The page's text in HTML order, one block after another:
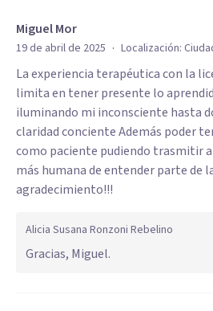
Miguel Mor
19 de abril de 2025 · Localización:
La experiencia terapéutica con la
limita en tener presente lo
iluminando mi inconsciente hasta
claridad conciente Además poder
como paciente pudiendo trasmitir
más humana de entender parte de
agradecimiento!!!
Alicia Susana Ronzoni Rebelino
Gracias, Miguel.